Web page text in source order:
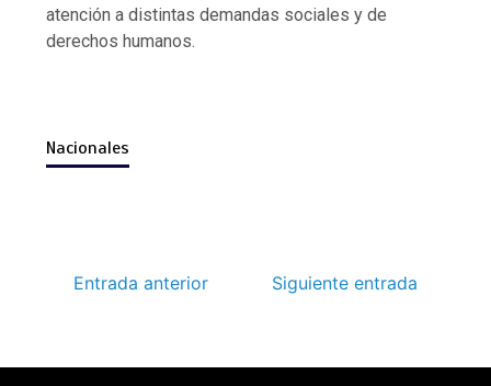
atención a distintas demandas sociales y de
derechos humanos.
Nacionales
Entrada anterior Siguiente entrada